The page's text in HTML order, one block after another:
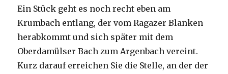
Ein Stück geht es noch recht eben am
Krumbach entlang, der vom Ragazer Blanken
herabkommt und sich später mit dem
Oberdamülser Bach zum Argenbach vereint.
Kurz darauf erreichen Sie die Stelle, an der der